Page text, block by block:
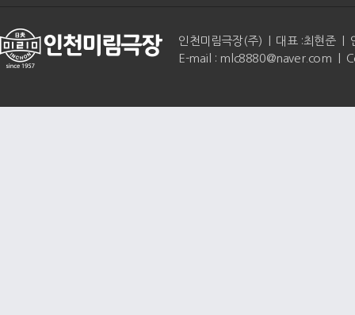
인천미림극장(주) | 대표 :최현준 |
E-mail : mlc8880@naver.com |